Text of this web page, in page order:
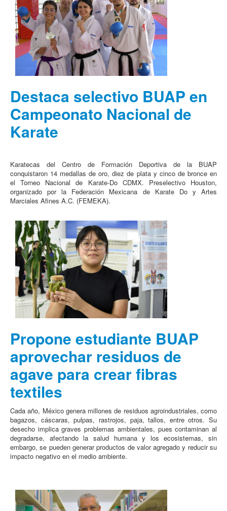
Destaca selectivo BUAP en
Campeonato Nacional de
Karate
Karatecas del Centro de Formación Deportiva de la BUAP
conquistaron 14 medallas de oro, diez de plata y cinco de bronce en
el Torneo Nacional de Karate-Do CDMX. Preselectivo Houston,
organizado por la Federación Mexicana de Karate Do y Artes
Marciales Afines A.C. (FEMEKA).
Propone estudiante BUAP
aprovechar residuos de
agave para crear fibras
textiles
Cada año, México genera millones de residuos agroindustriales, como
bagazos, cáscaras, pulpas, rastrojos, paja, tallos, entre otros. Su
desecho implica graves problemas ambientales, pues contaminan al
degradarse, afectando la salud humana y los ecosistemas, sin
embargo, se pueden generar productos de valor agregado y reducir su
impacto negativo en el medio ambiente.